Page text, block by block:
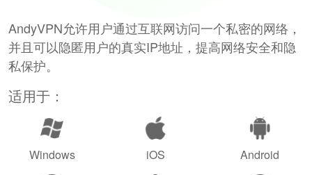
AndyVPN允许用户通过互联网访问一个私密的网络，
并且可以隐匿用户的真实IP地址，提高网络安全和隐
私保护。
适用于：
Windows iOS Android